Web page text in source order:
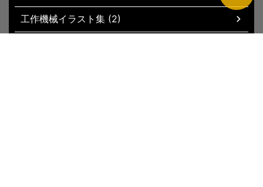
工作機械イラスト集 (2)